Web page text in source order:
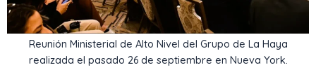
Reunión Ministerial de Alto Nivel del Grupo de La Haya
realizada el pasado 26 de septiembre en Nueva York.